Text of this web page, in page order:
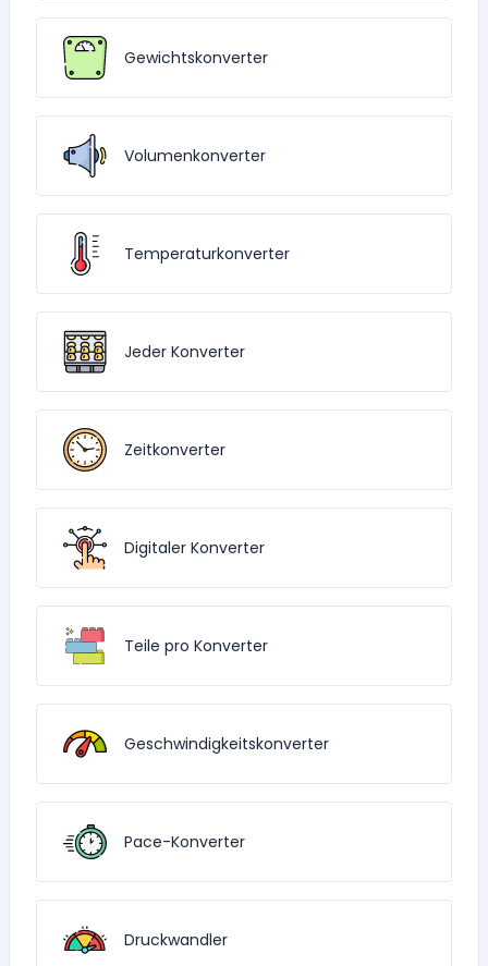
Gewichtskonverter
Volumenkonverter
Temperaturkonverter
Jeder Konverter
Zeitkonverter
Digitaler Konverter
Teile pro Konverter
Geschwindigkeitskonverter
Pace-Konverter
Druckwandler